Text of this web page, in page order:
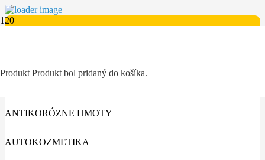
Produkt Produkt bol pridaný do košíka.
AUTO-MOTO
ANTIKORÓZNE HMOTY
AUTOKOZMETIKA